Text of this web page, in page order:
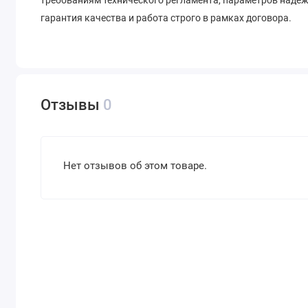
гарантия качества и работа строго в рамках договора.
Отзывы 0
Нет отзывов об этом товаре.